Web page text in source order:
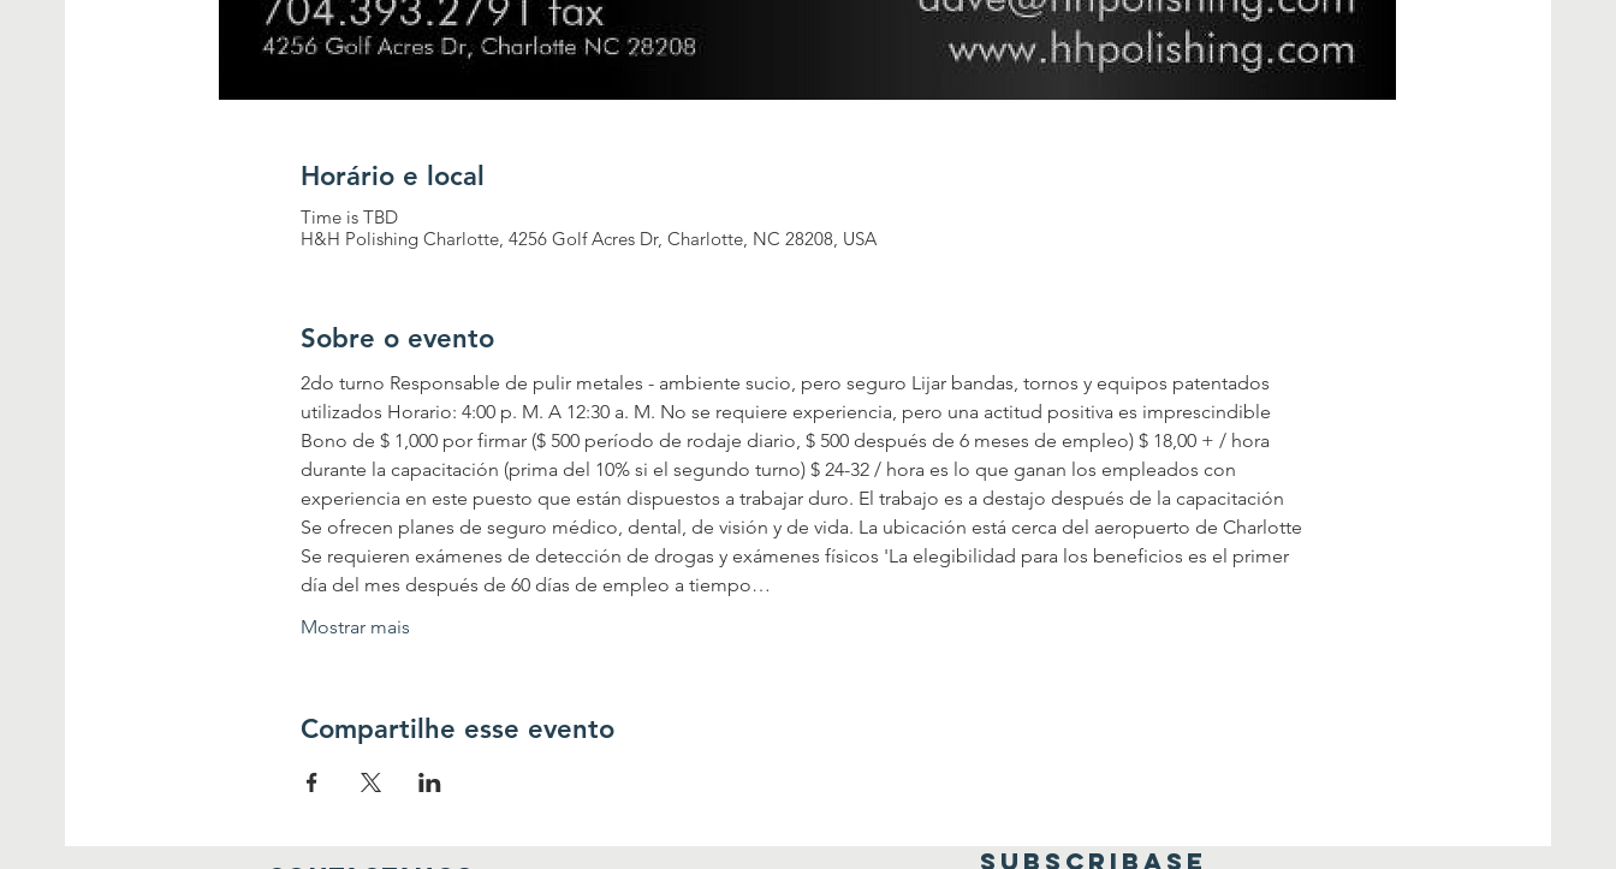
Horário e local
Time is TBD
H&H Polishing Charlotte, 4256 Golf Acres Dr, Charlotte, NC 28208, USA
Sobre o evento
2do turno Responsable de pulir metales - ambiente sucio, pero seguro Lijar bandas, tornos y equipos patentados
utilizados Horario: 4:00 p. M. A 12:30 a. M. No se requiere experiencia, pero una actitud positiva es imprescindible
Bono de $ 1,000 por firmar ($ 500 período de rodaje diario, $ 500 después de 6 meses de empleo) $ 18,00 + / hora
durante la capacitación (prima del 10% si el segundo turno) $ 24-32 / hora es lo que ganan los empleados con
experiencia en este puesto que están dispuestos a trabajar duro. El trabajo es a destajo después de la capacitación
Se ofrecen planes de seguro médico, dental, de visión y de vida. La ubicación está cerca del aeropuerto de Charlotte
Se requieren exámenes de detección de drogas y exámenes físicos 'La elegibilidad para los beneficios es el primer
día del mes después de 60 días de empleo a tiempo…
Mostrar mais
Compartilhe esse evento
SUBSCRIBASE